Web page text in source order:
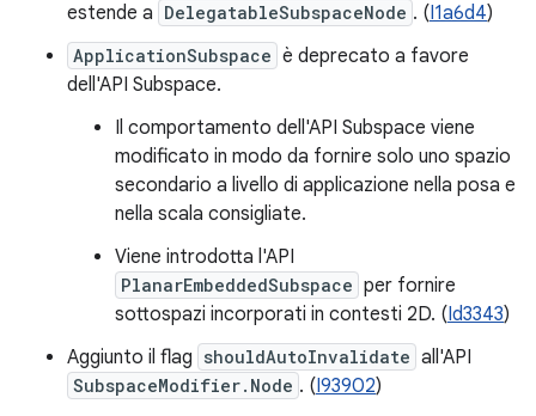
estende a DelegatableSubspaceNode . (I1a6d4)
ApplicationSubspace è deprecato a favore
dell'API Subspace.
Il comportamento dell'API Subspace viene
modificato in modo da fornire solo uno spazio
secondario a livello di applicazione nella posa e
nella scala consigliate.
Viene introdotta l'API
PlanarEmbeddedSubspace per fornire
sottospazi incorporati in contesti 2D. (Id3343)
Aggiunto il flag shouldAutoInvalidate all'API
SubspaceModifier.Node . (I93902)